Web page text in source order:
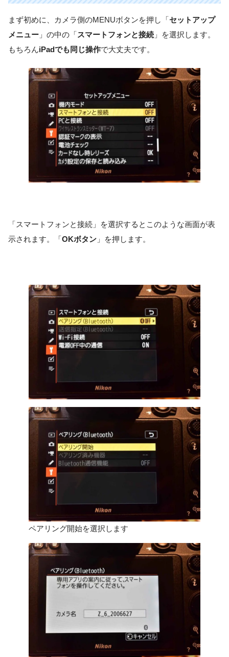
まず初めに、カメラ側のMENUボタンを押し「セットアップ
メニュー 」の中の「スマートフォンと接続 」を選択します。
もちろんiPadでも同じ操作で大丈夫です。
「スマートフォンと接続」を選択するとこのような画面が表
示されます。「OKボタン 」を押します。
ペアリング開始を選択します